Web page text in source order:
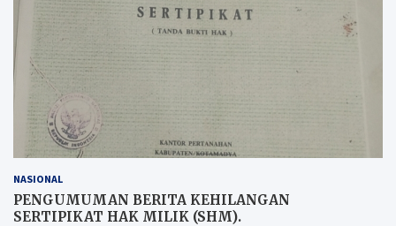
NASIONAL
PENGUMUMAN BERITA KEHILANGAN
SERTIPIKAT HAK MILIK (SHM).